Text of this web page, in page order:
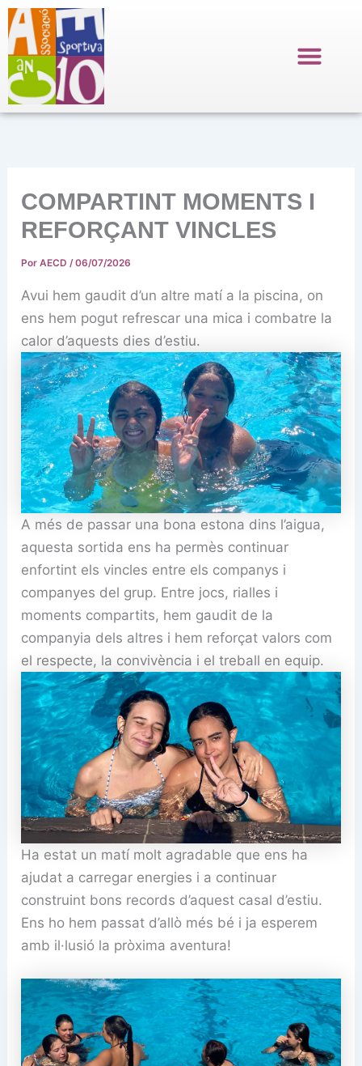
al
contenido
COMPARTINT MOMENTS I
REFORÇANT VINCLES
PorAECD/06/07/2026
Avui hem gaudit d’un altre matí a la piscina, on
ens hem pogut refrescar una mica i combatre la
calor d’aquests dies d’estiu.
A més de passar una bona estona dins l’aigua,
aquesta sortida ens ha permès continuar
enfortint els vincles entre els companys i
companyes del grup. Entre jocs, rialles i
moments compartits, hem gaudit de la
companyia dels altres i hem reforçat valors com
el respecte, la convivència i el treball en equip.
Ha estat un matí molt agradable que ens ha
ajudat a carregar energies i a continuar
construint bons records d’aquest casal d’estiu.
Ens ho hem passat d’allò més bé i ja esperem
amb il·lusió la pròxima aventura!